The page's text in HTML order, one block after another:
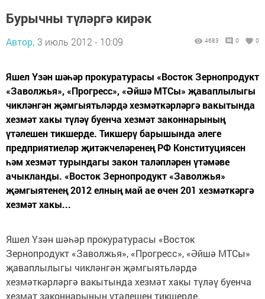
Бурычны түләргә кирәк
Автор, 3 июль 2012 - 10:09 4683 0 0
Яшел Үзән шәһәр прокуратурасы «Восток Зернопродукт
«Заволжья», «Прогресс», «Әйшә МТСы» җаваплылыгы
чикләнгән җәмгыятьләрдә хезмәткәрләргә вакытында
хезмәт хакы түләү буенча хезмәт законнарының
үтәлешен тикшерде. Тикшерү барышында әлеге
предприятиеләр җитәкчеләренең РФ Конституциясен
һәм хезмәт турындагы закон таләпләрен үтәмәве
ачыкланды. «Восток Зернопродукт «Заволжья»
җәмгыятенең 2012 елның май ае өчен 201 хезмәткәргә
хезмәт хакы...
Яшел Үзән шәһәр прокуратурасы «Восток
Зернопродукт «Заволжья», «Прогресс», «Әйшә МТСы»
җаваплылыгы чикләнгән җәмгыятьләрдә
хезмәткәрләргә вакытында хезмәт хакы түләү буенча
хезмәт законнарының үтәлешен тикшерде.